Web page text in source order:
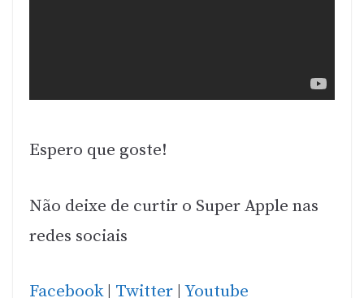
Espero que goste!
Não deixe de curtir o Super Apple nas
redes sociais
Facebook| Twitter Youtube